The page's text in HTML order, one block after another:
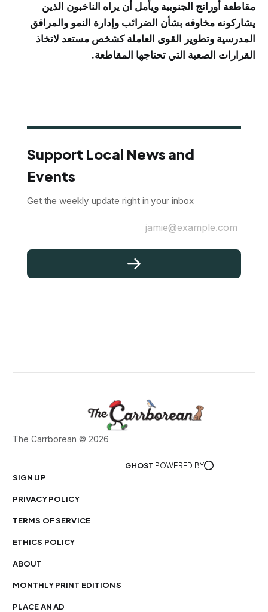
مقاطعة أورانج الجنوبية ويأمل أن يراه الناخبون الذين
يشاركونه مخاوفه بشأن الضرائب وإدارة النمو والمرافق
المدرسية وتطوير القوى العاملة كشخص مستعد لاتخاذ
القرارات الصعبة التي تحتاجها المقاطعة.
Support Local News and
Events
Get the weekly update right in your inbox
jamie@example.com
The Carrborean © 2026
POWERED BY
GHOST
SIGN UP
PRIVACY POLICY
TERMS OF SERVICE
ETHICS POLICY
ABOUT
MONTHLY PRINT EDITIONS
PLACE AN AD